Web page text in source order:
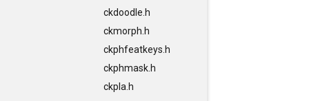
ckdoodle.h
ckmorph.h
ckphfeatkeys.h
ckphmask.h
ckpla.h